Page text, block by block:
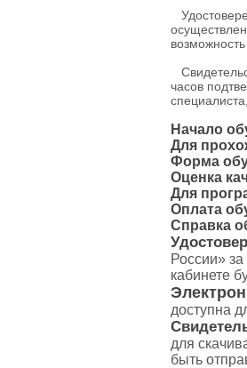
часов
Начало
Для
Форма
Оценка
Для
Оплата
Справка
России»
кабинете
доступна
для
быть